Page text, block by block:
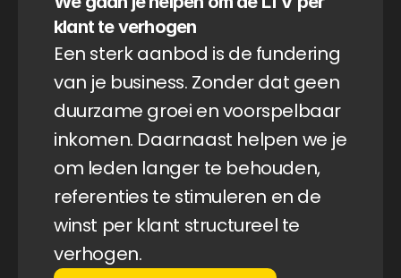
klant te verhogen
Een sterk aanbod is de fundering
van je business. Zonder dat geen
duurzame groei en voorspelbaar
inkomen. Daarnaast helpen we je
om leden langer te behouden,
referenties te stimuleren en de
winst per klant structureel te
verhogen.